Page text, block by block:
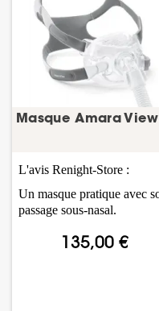
135,00 €
L'avis Renight-Store :
Un masque pratique avec
passage sous-nasal.